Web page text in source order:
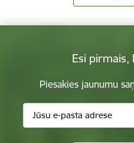
Esi pirmais,
Piesakies jaunumu